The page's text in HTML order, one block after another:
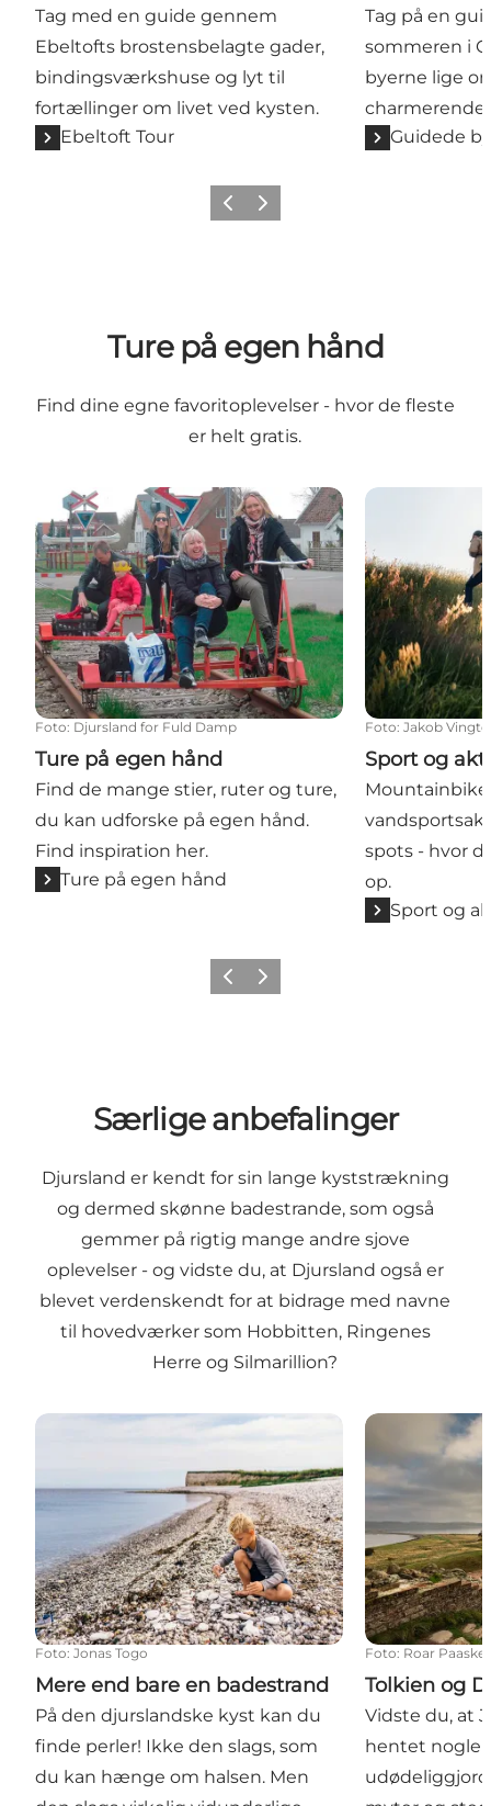
Tag med en guide gennem
Ebeltofts brostensbelagte gader,
bindingsværkshuse og lyt til
fortællinger om livet ved kysten.
Ebeltoft Tour
Tag på en
sommeren i
byerne lige
charmerende
Guidede
ForrigeNæste
Ture på egen hånd
Find dine egne favoritoplevelser - hvor de fleste
er helt gratis.
Ture på egen hånd
Foto: Djursland for Fuld Damp
Ture på egen hånd
Find de mange stier, ruter og ture,
du kan udforske på egen hånd.
Find inspiration her.
Ture på egen hånd
Sport og
Foto: Jakob
Sport og
Mountainbike
spots - hvor
op.
Sport og
ForrigeNæste
Særlige anbefalinger
Djursland er kendt for sin lange kyststrækning
og dermed skønne badestrande, som også
gemmer på rigtig mange andre sjove
oplevelser - og vidste du, at Djursland også er
blevet verdenskendt for at bidrage med navne
til hovedværker som Hobbitten, Ringenes
Herre og Silmarillion?
Mere end bare en badestrand
Foto: Jonas Togo
Mere end bare en badestrand
På den djurslandske kyst kan du
finde perler! Ikke den slags, som
du kan hænge om halsen. Men
Tolkien og
Foto: Roar Paaske
Tolkien og
Vidste du, at
hentet nogle